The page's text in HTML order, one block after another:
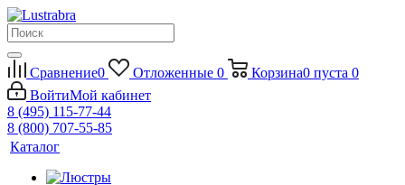
Сравнение0 Отложенные 0 Корзина0 пуста 0
ВойтиМой кабинет
8 (495) 115-77-44
8 (800) 707-55-85
Каталог